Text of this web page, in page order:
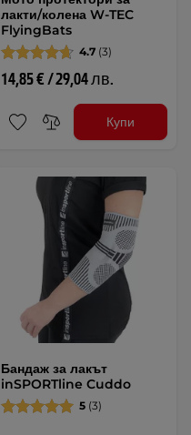
лакти/колена W-TEC
FlyingBats
4.7 (3)
14,85 € / 29,04 лв.
Купи
Бандаж за лакът
inSPORTline Cuddo
5 (3)